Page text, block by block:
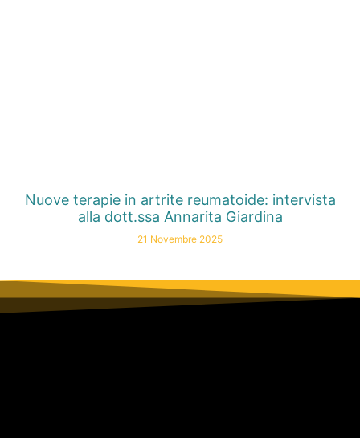
Nuove terapie in artrite reumatoide: intervista
alla dott.ssa Annarita Giardina
21 Novembre 2025